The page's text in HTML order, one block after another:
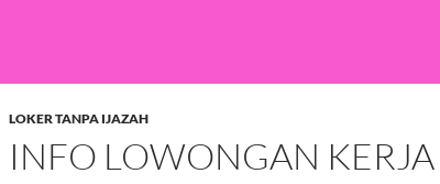
LOKER TANPA IJAZAH
INFO LOWONGAN KERJA